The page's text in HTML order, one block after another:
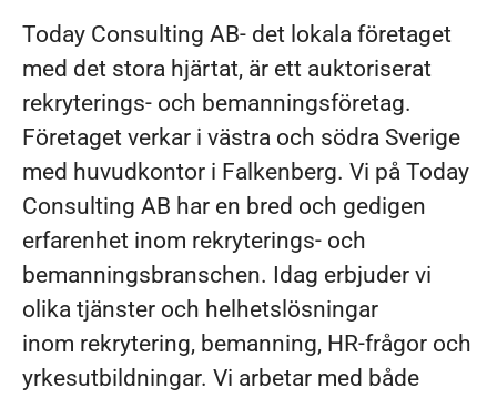
Today Consulting AB- det lokala företaget
med det stora hjärtat, är ett auktoriserat
rekryterings- och bemanningsföretag.
Företaget verkar i västra och södra Sverige
med huvudkontor i Falkenberg. Vi på Today
Consulting AB har en bred och gedigen
erfarenhet inom rekryterings- och
bemanningsbranschen. Idag erbjuder vi
olika tjänster och helhetslösningar
inom rekrytering, bemanning, HR-frågor och
yrkesutbildningar. Vi arbetar med både